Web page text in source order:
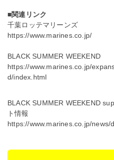
■関連リンク
千葉ロッテマリーンズ
https://www.marines.co.jp/
BLACK SUMMER WEEKEND
https://www.marines.co.jp/
d/index.html
BLACK SUMMER WEEKEND
ト情報
https://www.marines.co.jp/